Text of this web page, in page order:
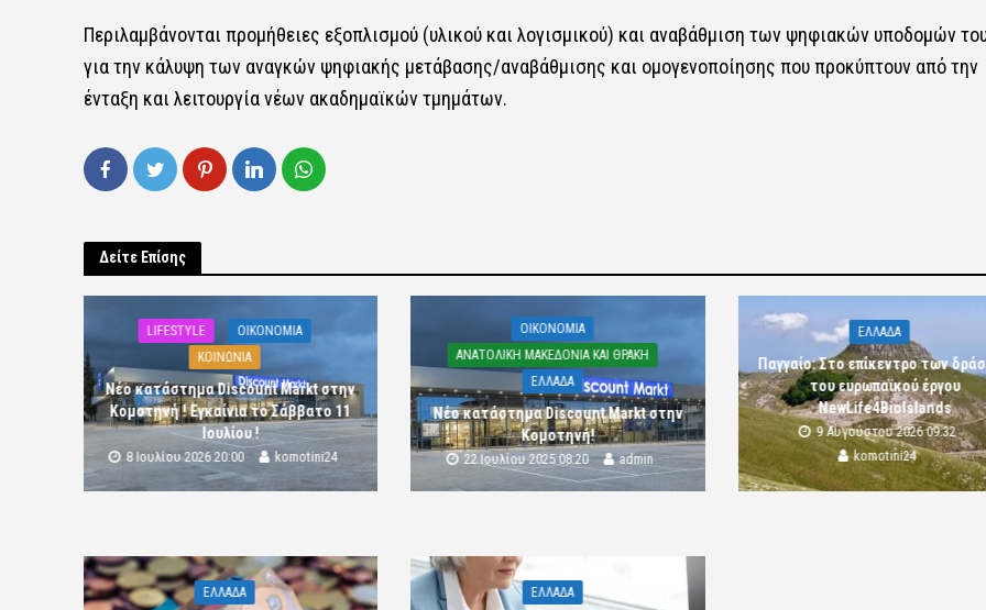
Περιλαμβάνονται προμήθειες εξοπλισμού (υλικού και λογισμικού) και αναβάθμιση των ψηφιακών υποδομών
για την κάλυψη των αναγκών ψηφιακής μετάβασης/αναβάθμισης και ομογενοποίησης που προκύπτουν από την
ένταξη και λειτουργία νέων ακαδημαϊκών τμημάτων.
Δείτε Επίσης
LIFESTYLE
OIKONOMIA
ΚΟΙΝΩΝΙΑ
Νέο κατάστημα Discount Markt στην
Κομοτηνή ! Εγκαίνια το Σάββατο 11
Ιουλίου !
8 Ιουλίου 2026 20:00 komotini24
OIKONOMIA
ΑΝΑΤΟΛΙΚΗ ΜΑΚΕΔΟΝΙΑ ΚΑΙ ΘΡΑΚΗ
ΕΛΛΑΔΑ
Νέο κατάστημα Discount Markt στην
Κομοτηνή!
22 Ιουλίου 2025 08:20 admin
ΕΛΛΑΔΑ
Παγγαίο: Στο επίκεντρο των
του ευρωπαϊκού έργου
NewLife4BioIslands
9 Αυγούστου 2026 09:32
komotini24
ΕΛΛΑΔΑ ΕΛΛΑΔΑ